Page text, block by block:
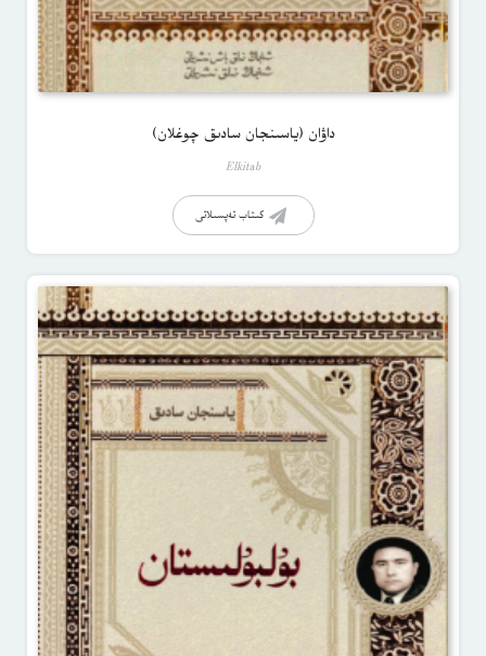
داۋان (ياسىنجان سادىق چوغلان)
Elkitab
كىتاب تەپسىلاتى